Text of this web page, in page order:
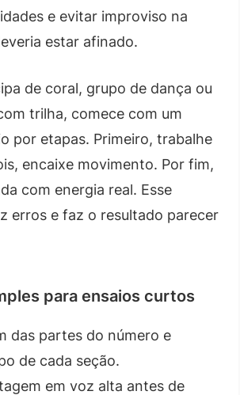
e evitar improviso na
estar afinado.
de coral, grupo de dança ou
trilha, comece com um
por etapas. Primeiro, trabalhe
encaixe movimento. Por fim,
com energia real. Esse
erros e faz o resultado parecer
para ensaios curtos
das partes do número e
de cada seção.
em voz alta antes de